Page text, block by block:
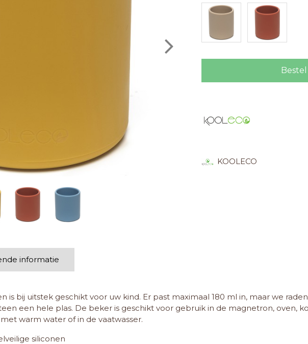
KOOLECO
informatie
is bij uitstek geschikt voor uw kind. Er past maximaal 180 ml in, maar we
een hele plas. De beker is geschikt voor gebruik in de magnetron, oven,
warm water of in de vaatwasser.
siliconen